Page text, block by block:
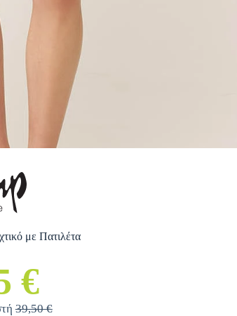
με Πατιλέτα
€
39,50 €